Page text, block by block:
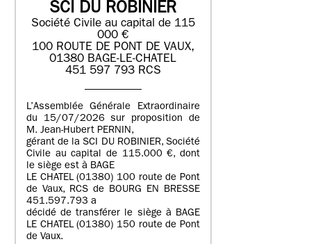
SCI DU ROBINIER
Société Civile au capital de 115
000 €
100 ROUTE DE PONT DE VAUX,
01380 BAGE-LE-CHATEL
451 597 793 RCS
L’Assemblée Générale Extraordinaire
du 15/07/2026 sur proposition de
M. Jean-Hubert PERNIN,
gérant de la SCI DU ROBINIER, Société
Civile au capital de 115.000 €, dont
le siège est à BAGE
LE CHATEL (01380) 100 route de Pont
de Vaux, RCS de BOURG EN BRESSE
451.597.793 a
décidé de transférer le siège à BAGE
LE CHATEL (01380) 150 route de Pont
de Vaux.